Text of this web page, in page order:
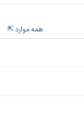
همه موارد